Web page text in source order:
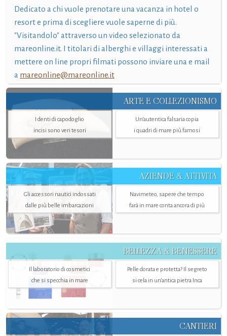
Dedicato a chi vuole prenotare una vacanza in hotel o
resort e prima di scegliere vuole saperne di più.
"Visitandolo" attraverso un video selezionato da
mareonline.it. I titolari di alberghi e villaggi interessati a
mettere on line propri filmati possono inviare una e mail
a mareonline@mareonline.it
ARTE E COLLEZIONISMO
I denti di capodoglio
incisi sono veri tesori
Un’autentica falsaria copia
i quadri di mare più famosi
AZIENDE & ATTIVITÀ
Gli accessori nautici indossati
dalle più belle imbarcazioni
Navimeteo, sapere che tempo
farà in mare conta ancora di più
BELLEZZA & BENESSERE
Il laboratorio di cosmetici
che si specchia in mare
Pelle dorata e protetta? Il segreto
si cela in un’antica pietra Inca
CANTIERI